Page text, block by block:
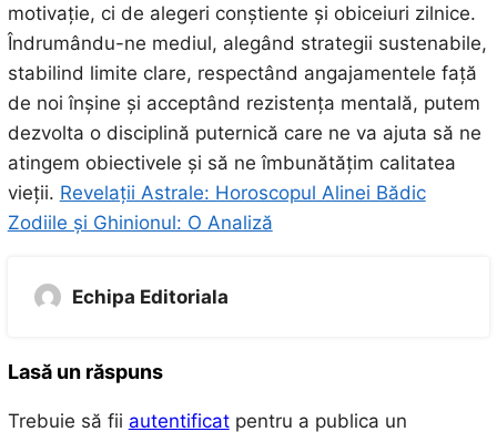
motivație, ci de alegeri conștiente și obiceiuri zilnice.
Îndrumându-ne mediul, alegând strategii sustenabile,
stabilind limite clare, respectând angajamentele față
de noi înșine și acceptând rezistența mentală, putem
dezvolta o disciplină puternică care ne va ajuta să ne
atingem obiectivele și să ne îmbunătățim calitatea
vieții. Revelații Astrale: Horoscopul Alinei Bădic
Zodiile și Ghinionul: O Analiză
Echipa Editoriala
Lasă un răspuns
Trebuie să fii autentificatpentru a publica un